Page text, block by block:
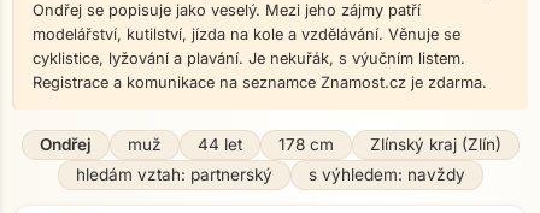
Ondřej se popisuje jako veselý. Mezi jeho zájmy patří
modelářství, kutilství, jízda na kole a vzdělávání. Věnuje se
cyklistice, lyžování a plavání. Je nekuřák, s výučním listem.
Registrace a komunikace na seznamce Znamost.cz je zdarma.
Ondřej muž 44 let 178 cm
Zlínský kraj (Zlín)
hledám vztah: partnerský
s výhledem: navždy